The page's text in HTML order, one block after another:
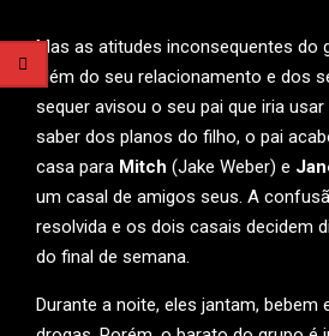
Mas as atitudes inconsequentes do
além do seu relacionamento e dos
sequer avisou o seu pai que iria
saber dos planos do filho, o pai
casa para Mitch (Jake Weber) e
um casal de amigos seus. A
resolvida e os dois casais decidem
do final de semana.
Durante a noite, eles jantam, bebem